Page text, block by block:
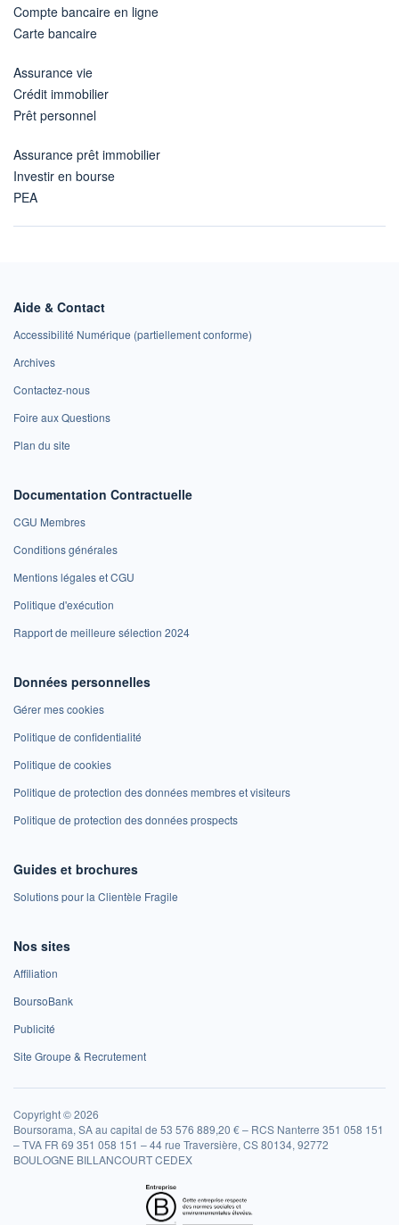
Compte bancaire en ligne
Carte bancaire
Assurance vie
Crédit immobilier
Prêt personnel
Assurance prêt immobilier
Investir en bourse
PEA
Aide & Contact
Accessibilité Numérique (partiellement conforme)
Archives
Contactez-nous
Foire aux Questions
Plan du site
Documentation Contractuelle
CGU Membres
Conditions générales
Mentions légales et CGU
Politique d'exécution
Rapport de meilleure sélection 2024
Données personnelles
Gérer mes cookies
Politique de confidentialité
Politique de cookies
Politique de protection des données membres et visiteurs
Politique de protection des données prospects
Guides et brochures
Solutions pour la Clientèle Fragile
Nos sites
Affiliation
BoursoBank
Publicité
Site Groupe & Recrutement
Copyright © 2026
Boursorama, SA au capital de 53 576 889,20 € – RCS Nanterre 351 058 151
– TVA FR 69 351 058 151 – 44 rue Traversière, CS 80134, 92772
BOULOGNE BILLANCOURT CEDEX